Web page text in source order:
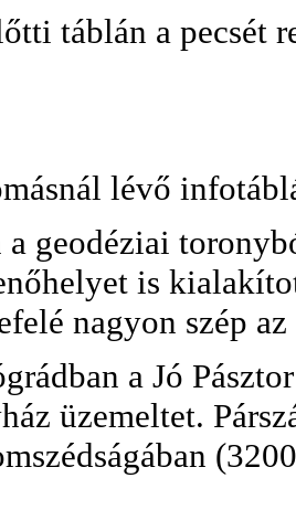
táblán a pecsét
lévő
a geodéziai
is
nagyon szép
a Jó
üzemeltet.